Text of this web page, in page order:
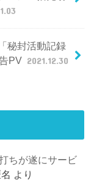
秘封活動記録
PV 2021.12.30
ちが遂にサービ
より